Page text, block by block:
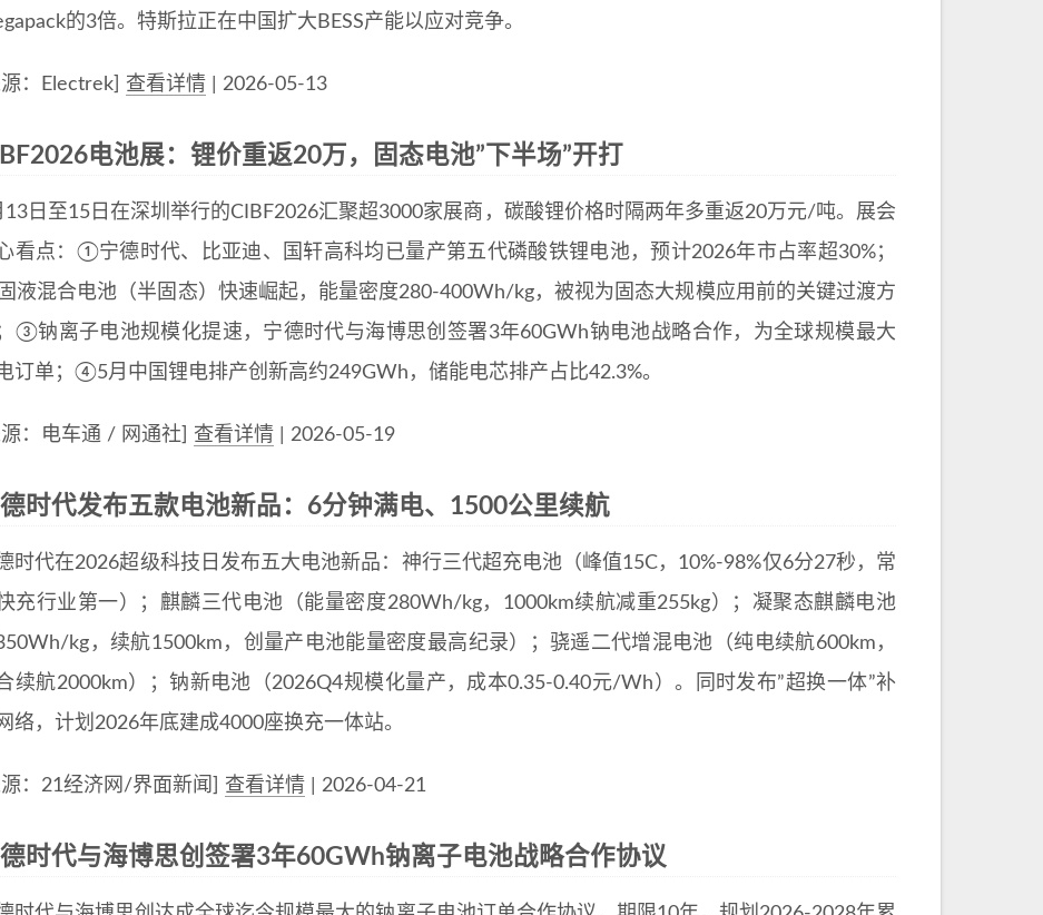
的3倍。特斯拉正在中国扩大BESS产能以应对竞争。
源：Electrek] 查看详情 | 2026-05-13
电池展：锂价重返20万，固态电池”下半场”开打
13日至15日在深圳举行的CIBF2026汇聚超3000家展商，碳酸锂价格时隔两年多重返20万元/吨。展会
看点：①宁德时代、比亚迪、国轩高科均已量产第五代磷酸铁锂电池，预计2026年市占率超30%；
液混合电池（半固态）快速崛起，能量密度280-400Wh/kg，被视为固态大规模应用前的关键过渡方
③钠离子电池规模化提速，宁德时代与海博思创签署3年60GWh钠电池战略合作，为全球规模最大
订单；④5月中国锂电排产创新高约249GWh，储能电芯排产占比42.3%。
源：电车通 / 网通社] 查看详情 | 2026-05-19
时代发布五款电池新品：6分钟满电、1500公里续航
时代在2026超级科技日发布五大电池新品：神行三代超充电池（峰值15C，10%-98%仅6分27秒，常
充行业第一）；麒麟三代电池（能量密度280Wh/kg，1000km续航减重255kg）；凝聚态麒麟电池
350Wh/kg，续航1500km，创量产电池能量密度最高纪录）；骁遥二代增混电池（纯电续航600km，
续航2000km）；钠新电池（2026Q4规模化量产，成本0.35-0.40元/Wh）。同时发布”超换一体”补
络，计划2026年底建成4000座换充一体站。
源：21经济网/界面新闻] 查看详情 | 2026-04-21
时代与海博思创签署3年60GWh钠离子电池战略合作协议